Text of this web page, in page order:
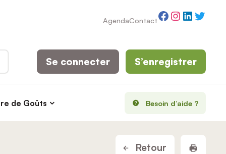
AgendaContactFacebook
Instagram
de Goûts Besoin d’aide ?
Se connecter S’enregistrer
Retour